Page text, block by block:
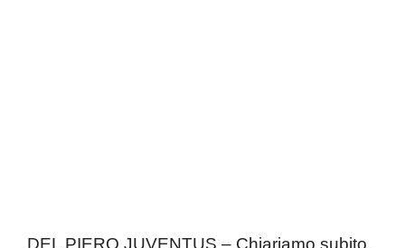
DEL PIERO JUVENTUS – Chiariamo subito.